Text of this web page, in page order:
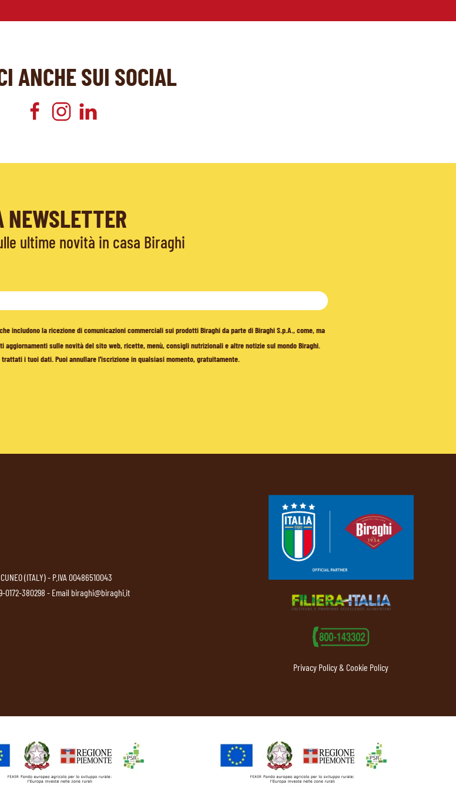
ANCHE SUI SOCIAL
ultime novità in casa Biraghi
includono la ricezione di comunicazioni commerciali sui prodotti Biraghi da parte di Biraghi S.p.A., come, ma
sulle novità del sito web, ricette, menù, consigli nutrizionali e altre notizie sul mondo Biraghi.
i tuoi dati. Puoi annullare l'iscrizione in qualsiasi momento, gratuitamente.
(ITALY) - P.IVA 00486510043
0172-380298 - Email biraghi@biraghi.it
Privacy Policy & Cookie Policy